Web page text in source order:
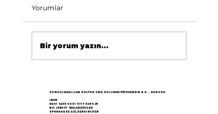
büyük yankı uyandırdı...
Yorumlar
Bir yorum yazın...
ZONGULDAKLILAR KULTUR UND SOLIDARITÄTSVEREIN E.V. - EUROPA
IBAN
DE41 4205 0001 0117 0264 25
BIC /SWIFT WELADED1GEK
SPARKASSE GELSENKIRCHEN